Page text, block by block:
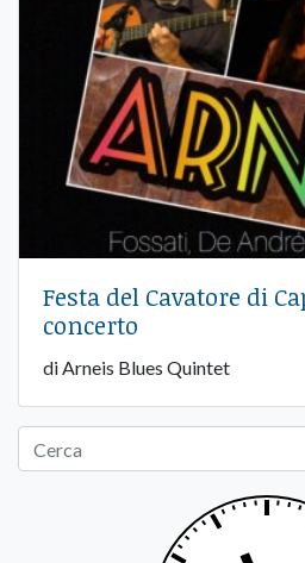
Festa del Cavatore di
concerto
di Arneis Blues Quintet